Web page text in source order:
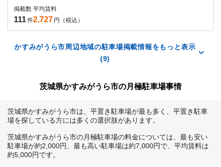
掲載数
111件
平均賃料
2,727 円（税込）
かすみがうら市周辺地域の駐車場掲載情報をもっと表示
(9)
茨城県かすみがうら市の月極駐車場事情
茨城県かすみがうら市は、平置き駐車場が最も多く、平置き駐車
場を探している方には多くの選択肢があります。
茨城県かすみがうら市の月極駐車場の料金については、最も安い
駐車場が約2,000円、最も高い駐車場は約7,000円で、平均賃料は
約5,000円です。